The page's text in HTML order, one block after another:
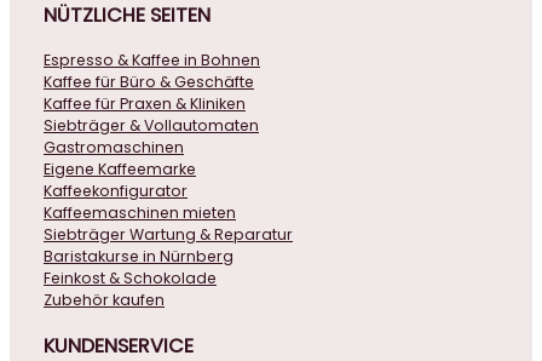
NÜTZLICHE SEITEN
Espresso & Kaffee in Bohnen
Kaffee für Büro & Geschäfte
Kaffee für Praxen & Kliniken
Siebträger & Vollautomaten
Gastromaschinen
Eigene Kaffeemarke
Kaffeekonfigurator
Kaffeemaschinen mieten
Siebträger Wartung & Reparatur
Baristakurse in Nürnberg
Feinkost & Schokolade
Zubehör kaufen
KUNDENSERVICE